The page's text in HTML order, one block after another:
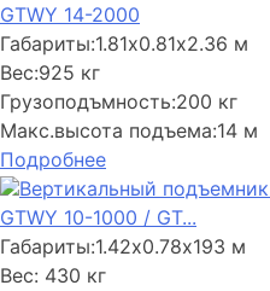
GTWY 14-2000
Габариты:1.81х0.81х2.36 м
Вес:925 кг
Грузоподъмность:200 кг
Макс.высота подъема:14 м
Подробнее
Вертикальный
GTWY 10-1000 / GT...
Габариты:1.42х0.78х193 м
Вес: 430 кг